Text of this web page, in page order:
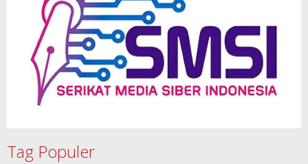
Tag Populer